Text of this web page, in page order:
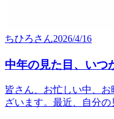
ちひろ さん2026/4/16
中年の見た目、いつ
皆さん、お忙しい中、
ざいます。最近、自分